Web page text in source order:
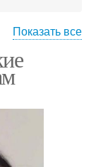
Показать все